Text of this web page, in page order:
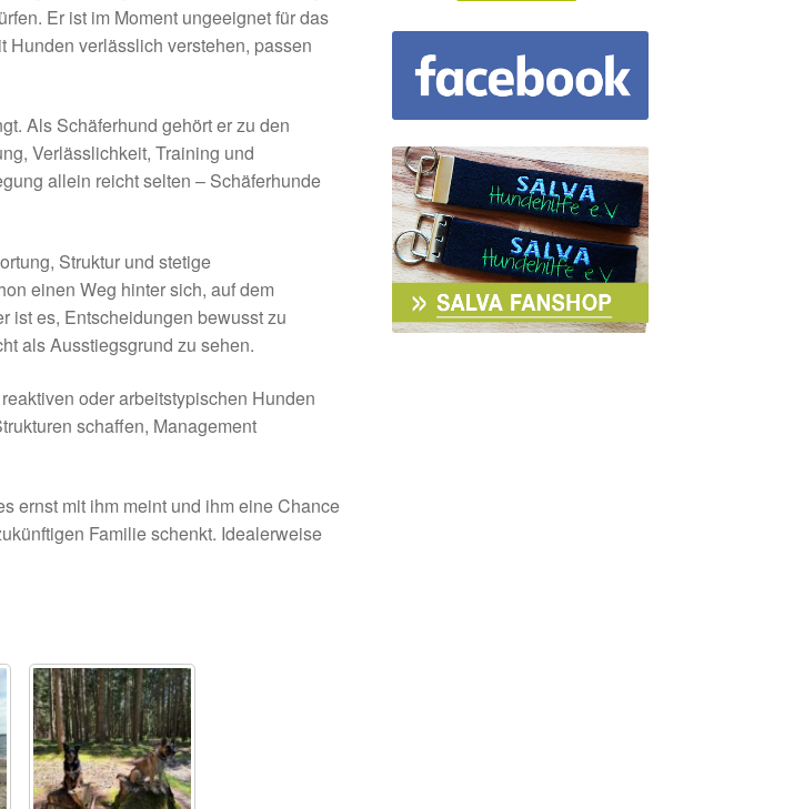
Er ist im Moment ungeeignet für das
Hunden verlässlich verstehen, passen
Als Schäferhund gehört er zu den
Verlässlichkeit, Training und
allein reicht selten – Schäferhunde
Struktur und stetige
einen Weg hinter sich, auf dem
ist es, Entscheidungen bewusst zu
als Ausstiegsgrund zu sehen.
oder arbeitstypischen Hunden
schaffen, Management
ernst mit ihm meint und ihm eine Chance
Familie schenkt. Idealerweise